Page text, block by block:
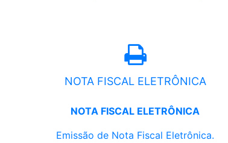
NOTA FISCAL ELETRÔNICA
NOTA FISCAL ELETRÔNICA
Emissão de Nota Fiscal Eletrônica.